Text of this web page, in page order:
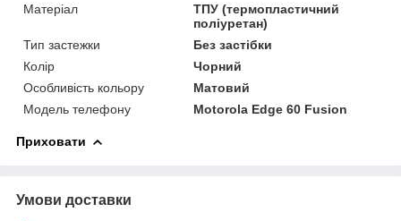
Матеріал
ТПУ (термопластичний
поліуретан)
Тип застежки
Без застібки
Колір
Чорний
Особливість кольору
Матовий
Модель телефону
Motorola Edge 60 Fusion
Приховати
Умови доставки